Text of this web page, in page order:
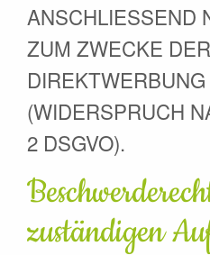
ANSCHLIESSEND
ZUM ZWECKE DER
(WIDERSPRUCH
2 DSGVO).
zuständigen